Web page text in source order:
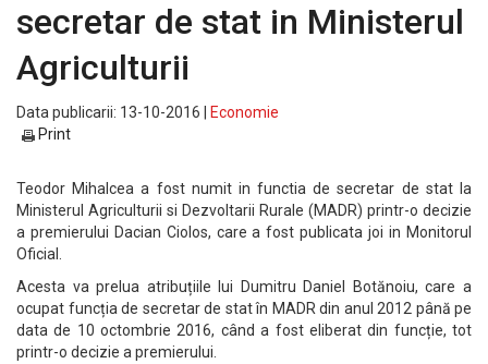
secretar de stat in Ministerul
Agriculturii
Data publicarii: 13-10-2016 |
Economie
Print
Teodor Mihalcea a fost numit in functia de secretar de stat la
Ministerul Agriculturii si Dezvoltarii Rurale (MADR) printr-o decizie
a premierului Dacian Ciolos, care a fost publicata joi in Monitorul
Oficial.
Acesta va prelua atribuțiile lui Dumitru Daniel Botănoiu, care a
ocupat funcția de secretar de stat în MADR din anul 2012 până pe
data de 10 octombrie 2016, când a fost eliberat din funcție, tot
printr-o decizie a premierului.